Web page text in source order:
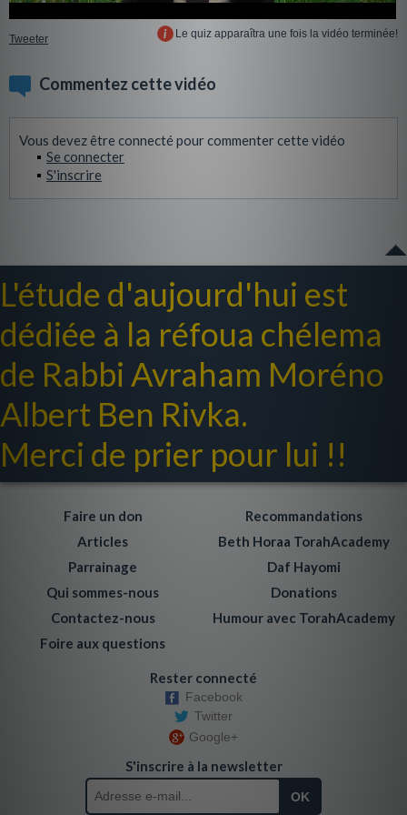
Tweeter Le quiz apparaîtra une fois la vidéo terminée!
Commentez cette vidéo
Vous devez être connecté pour commenter cette vidéo
Se connecter
S'inscrire
L'étude d'aujourd'hui est
dédiée à la réfoua chélema
de Rabbi Avraham Moréno
Albert Ben Rivka.
Merci de prier pour lui !!
Faire un don
Articles
Parrainage
Qui sommes-nous
Contactez-nous
Foire aux questions
Recommandations
Beth Horaa TorahAcademy
Daf Hayomi
Donations
Humour avec TorahAcademy
Rester connecté
Facebook
Twitter
Google+
S'inscrire à la newsletter